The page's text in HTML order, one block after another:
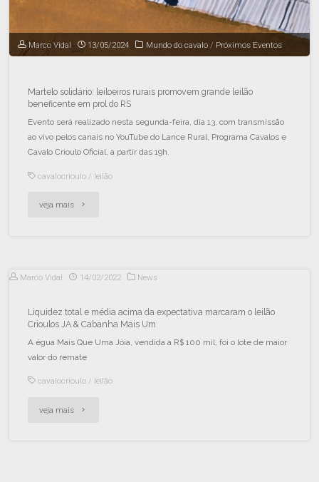
Marco Vidal 13/05/2024 Mundo do cavalo / Próximos Eventos
Martelo solidário: leiloeiros rurais promovem grande leilão
beneficente em prol do RS
Evento será realizado nesta segunda-feira, dia 13, com transmissão
ao vivo pelos canais no YouTube do Lance Rural, Programa Cavalos e
Cavalo Crioulo Oficial, a partir das 19h.
cavalocrioulo / leilão
veja mais
Marco Vidal 14/02/2022 News
Liquidez total e média acima da expectativa marcaram o leilão
Crioulos JA & Cabanha Mais Um
A égua Mais Que Uma Jóia, vendida a R$ 100 mil, foi o lote de maior
valor do remate
cavalocrioulo / leilão
veja mais